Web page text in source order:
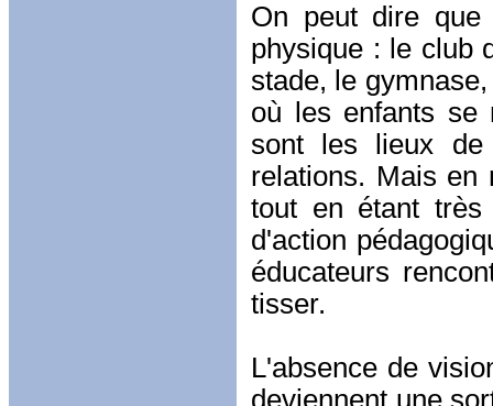
On peut dire
physique : le club
stade, le
où les enfants se
sont les lieux de
relations. Mais en
tout en étant
d'action
éducateurs
tisser.
L'absence de
deviennent une